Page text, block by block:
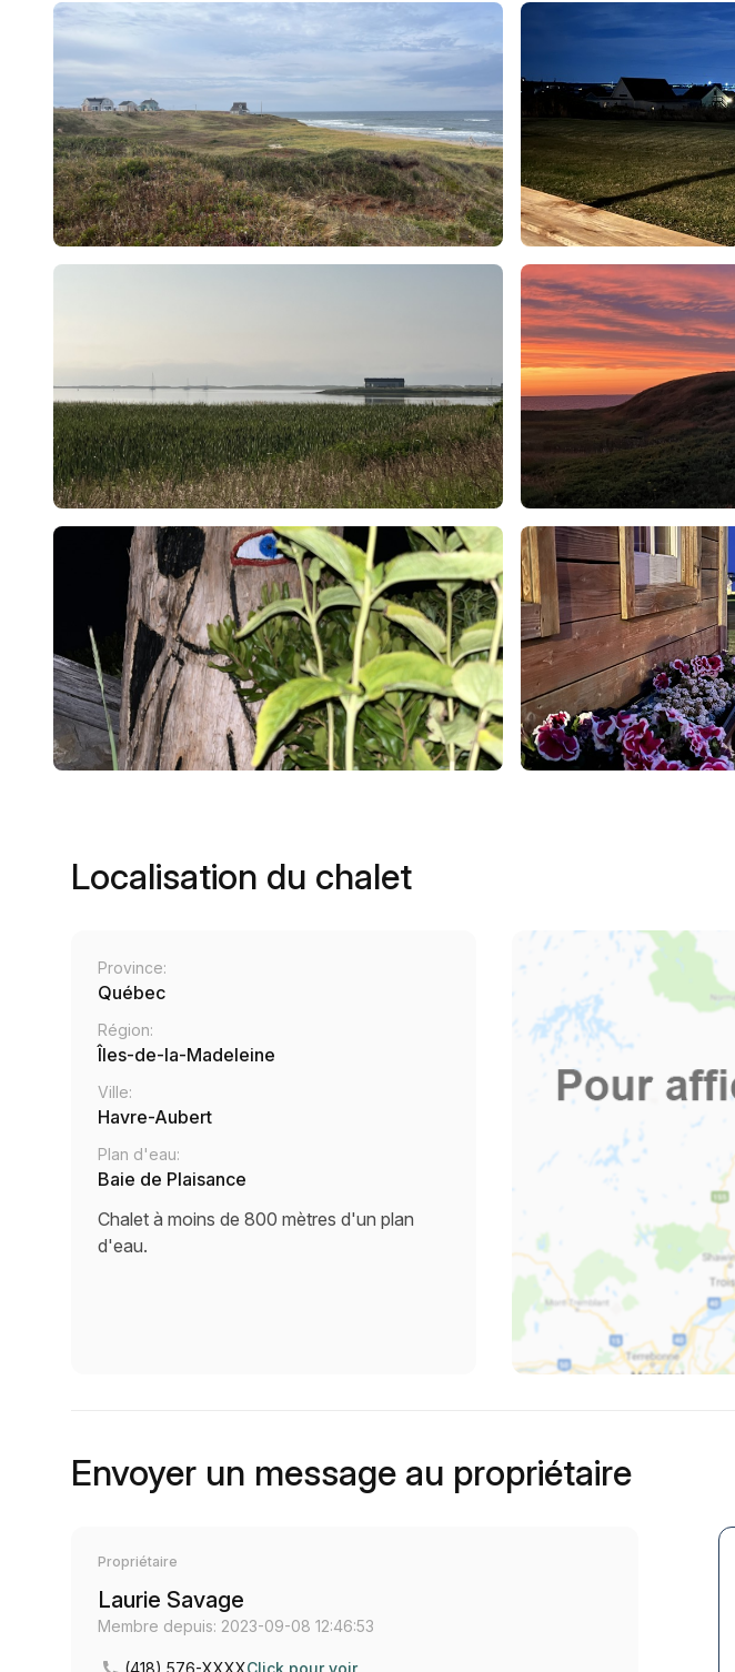
Localisation du chalet
Province:
Québec
Région:
Îles-de-la-Madeleine
Ville:
Havre-Aubert
Plan d'eau:
Baie de Plaisance
Chalet à moins de 800 mètres d'un plan
d'eau.
Envoyer un message au propriétaire
Propriétaire
Laurie Savage
Membre depuis: 2023-09-08 12:46:53
(418) 576-XXXXClick pour voir